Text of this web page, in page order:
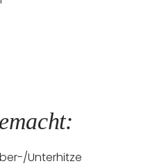
Unterhitze